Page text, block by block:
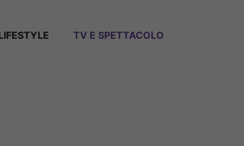
TV E SPETTACOLO